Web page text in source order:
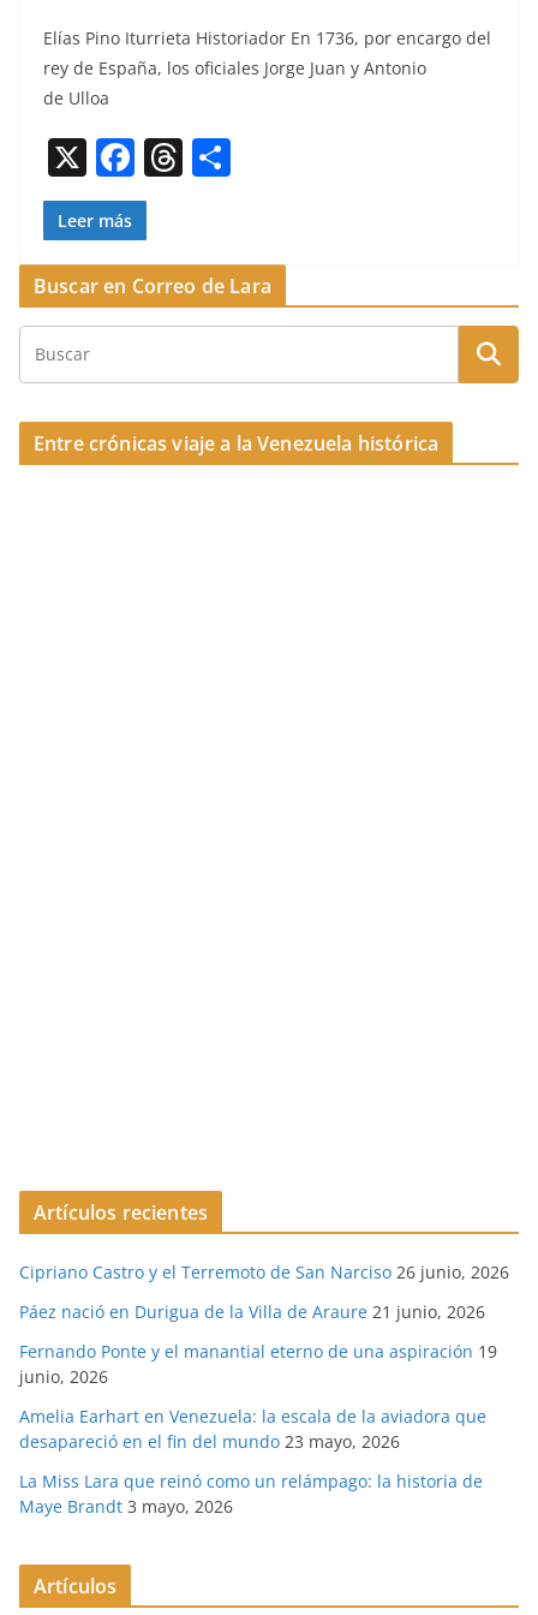
c
b
o
o
k
re
d
s
o
m
Elías Pino Itur­ri­eta His­to­ri­ador En 1736, por encar­go del
rey de España, los ofi­ciales Jorge Juan y Anto­nio
de Ulloa
X F
a
c
e
b
o
k
T
a
d
p
ar
Leer más
Buscar en Correo de Lara
Entre crónicas viaje a la Venezuela histórica
Artículos recientes
Cipriano Castro y el Terremoto de San Narciso 26 junio, 2026
Páez nació en Durigua de la Villa de Araure 21 junio, 2026
Fernando Ponte y el manantial eterno de una aspiración 19
junio, 2026
Amelia Earhart en Venezuela: la escala de la aviadora que
desapareció en el fin del mundo 23 mayo, 2026
La Miss Lara que reinó como un relámpago: la historia de
Maye Brandt 3 mayo, 2026
Artículos